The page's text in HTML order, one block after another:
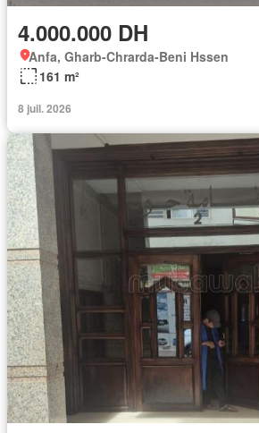
4.000.000 DH
Anfa, Gharb-Chrarda-Beni Hssen
161 m²
8 juil. 2026